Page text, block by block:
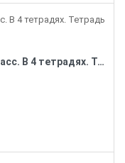
Прописи для читающих детей. 1 класс. В 4 тетрадях. Тетрадь № 3